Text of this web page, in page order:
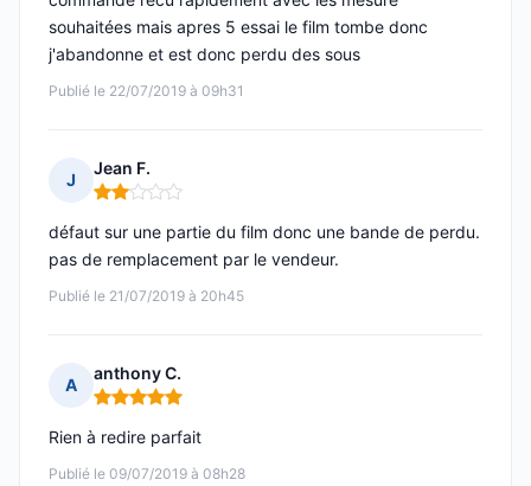
Publié le 22/07/2019 à 09h31
souhaitées mais apres 5 essai le film tombe donc
j'abandonne et est donc perdu des sous
J
Jean F.
Note : 2 sur 5
Publié le 21/07/2019 à 20h45
défaut sur une partie du film donc une bande de perdu.
pas de remplacement par le vendeur.
A
anthony C.
Note : 5 sur 5
Publié le 09/07/2019 à 08h28
Rien à redire parfait